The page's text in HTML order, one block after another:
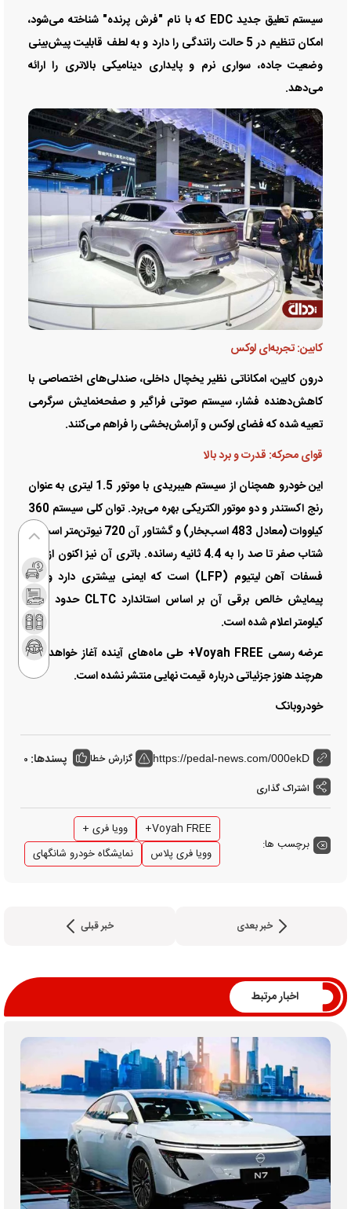
سیستم تعلیق جدید EDC که با نام "فرش پرنده" شناخته می‌شود،
امکان تنظیم در 5 حالت رانندگی را دارد و به لطف قابلیت پیش‌بینی
وضعیت جاده، سواری نرم و پایداری دینامیکی بالاتری را ارائه
می‌دهد.
کابین: تجربه‌ای لوکس
درون کابین، امکاناتی نظیر یخچال داخلی، صندلی‌های اختصاصی با
کاهش‌دهنده فشار، سیستم صوتی فراگیر و صفحه‌نمایش سرگرمی
تعبیه شده که فضای لوکس و آرامش‌بخشی را فراهم می‌کنند.
قوای محرکه: قدرت و برد بالا
این خودرو همچنان از سیستم هیبریدی با موتور 1.5 لیتری به عنوان
رنج اکستندر و دو موتور الکتریکی بهره می‌برد. توان کلی سیستم 360
کیلووات (معادل 483 اسب‌بخار) و گشتاور آن 720 نیوتن‌متر است که
شتاب صفر تا صد را به 4.4 ثانیه رسانده. باتری آن نیز اکنون از نوع
فسفات آهن لیتیوم (LFP) است که ایمنی بیشتری دارد و برد
پیمایش خالص برقی آن بر اساس استاندارد CLTC حدود 210
کیلومتر اعلام شده است.
عرضه رسمی Voyah FREE+ طی ماه‌های آینده آغاز خواهد شد،
هرچند هنوز جزئیاتی درباره قیمت نهایی منتشر نشده است.
خودروبانک
https://pedal-news.com/000ekD گزارش خطا پسندها: 0
اشتراک گذاری
برچسب ها:
Voyah FREE+
وویا فری +
وویا فری پلاس
نمایشگاه خودرو شانگهای
خبر بعدی خبر قبلی
اخبار مرتبط